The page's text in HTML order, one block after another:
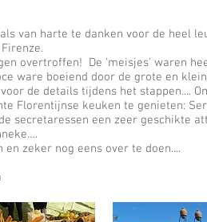
van harte te danken voor de heel
overtroffen! De 'meisjes' waren
ware boeiend door de grote en
de details tijdens het stappen....
Florentijnse keuken te genieten:
secretaressen een zeer geschikte
zeker nog eens over te doen....
Ann en